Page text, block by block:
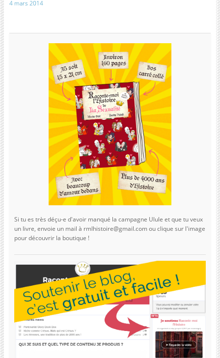
4 mars 2014
Si tu es très déçu-e d'avoir manqué la campagne Ulule et que tu veux
un livre, envoie un mail à rmlhistoire@gmail.com ou clique sur l'image
pour découvrir la boutique !